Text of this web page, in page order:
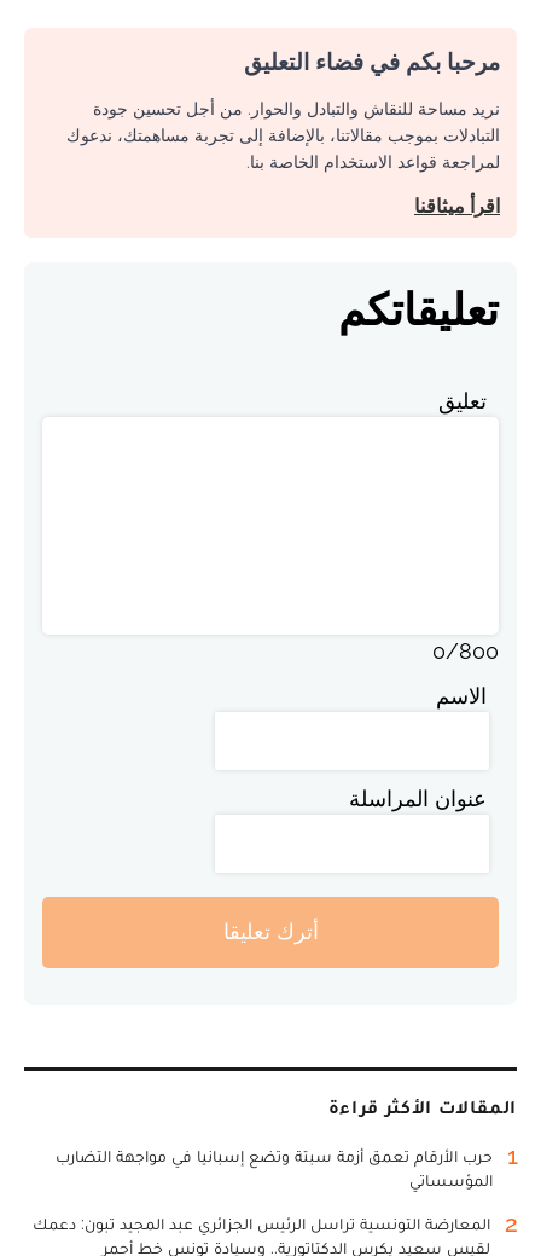
مرحبا بكم في فضاء التعليق
نريد مساحة للنقاش والتبادل والحوار. من أجل تحسين جودة
التبادلات بموجب مقالاتنا، بالإضافة إلى تجربة مساهمتك، ندعوك
لمراجعة قواعد الاستخدام الخاصة بنا.
اقرأ ميثاقنا
تعليقاتكم
تعليق
0/800
الاسم
عنوان المراسلة
أترك تعليقا
المقالات الأكثر قراءة
1
حرب الأرقام تعمق أزمة سبتة وتضع إسبانيا في مواجهة التضارب
المؤسساتي
2
المعارضة التونسية تراسل الرئيس الجزائري عبد المجيد تبون: دعمك
لقيس سعيد يكرس الدكتاتورية.. وسيادة تونس خط أحمر